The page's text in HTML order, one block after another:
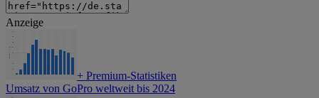
Anzeige
+ Premium-Statistiken
Umsatz von GoPro weltweit bis 2024